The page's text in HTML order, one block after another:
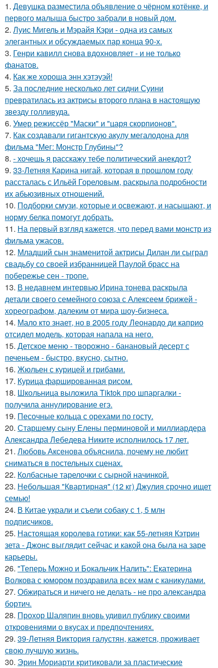
1. Девушка разместила объявление о чёрном котёнке, и
первого малыша быстро забрали в новый дом.
2. Луис Мигель и Мэрайя Кэри - одна из самых
элегантных и обсуждаемых пар конца 90-х.
3. Генри кавилл снова вдохновляет - и не только
фанатов.
4. Как же хороша энн хэтэуэй!
5. За последние несколько лет сидни Суини
превратилась из актрисы второго плана в настоящую
звезду голливуда.
6. Умер режиссёр "Маски" и "царя скорпионов".
7. Как создавали гигантскую акулу мегалодона для
фильма "Мег: Монстр Глубины"?
8. - хочешь я расскажу тебе политический анекдот?
9. 33-Летняя Карина нигай, которая в прошлом году
рассталась с Ильёй Гореловым, раскрыла подробности
их абьюзивных отношений.
10. Подборки смузи, которые и освежают, и насыщают, и
норму белка помогут добрать.
11. На первый взгляд кажется, что перед вами монстр из
фильма ужасов.
12. Младший сын знаменитой актрисы Дилан ли сыграл
свадьбу со своей избранницей Паулой брасс на
побережье сен - тропе.
13. В недавнем интервью Ирина тонева раскрыла
детали своего семейного союза с Алексеем брижей -
хореографом, далеким от мира шоу-бизнеса.
14. Мало кто знает, но в 2005 году Леонардо ди каприо
отсидел модель, которая напала на него.
15. Детское меню - творожно - банановый десерт с
печеньем - быстро, вкусно, сытно.
16. Жюльен с курицей и грибами.
17. Курица фаршированная рисом.
18. Школьница выложила Tiktok про шпаргалки -
получила аннулирование егэ.
19. Песочные кольца с орехами по госту.
20. Старшему сыну Елены перминовой и миллиардера
Александра Лебедева Никите исполнилось 17 лет.
21. Любовь Аксенова объяснила, почему не любит
сниматься в постельных сценах.
22. Колбасные тарелочки с сырной начинкой.
23. Небольшая "Квартирная" (12 кг) Джулия срочно ищет
семью!
24. В Китае украли и съели собаку с 1, 5 млн
подписчиков.
25. Настоящая королева готики: как 55-летняя Кэтрин
зета - Джонс выглядит сейчас и какой она была на заре
карьеры.
26. "Теперь Можно и Бокальчик Налить": Екатерина
Волкова с юмором поздравила всех мам с каникулами.
27. Обжираться и ничего не делать - не про александра
бортич.
28. Прохор Шаляпин вновь удивил публику своими
откровениями о вкусах и предпочтениях.
29. 39-Летняя Виктория галустян, кажется, проживает
свою лучшую жизнь.
30. Эрин Мориарти критиковали за пластические